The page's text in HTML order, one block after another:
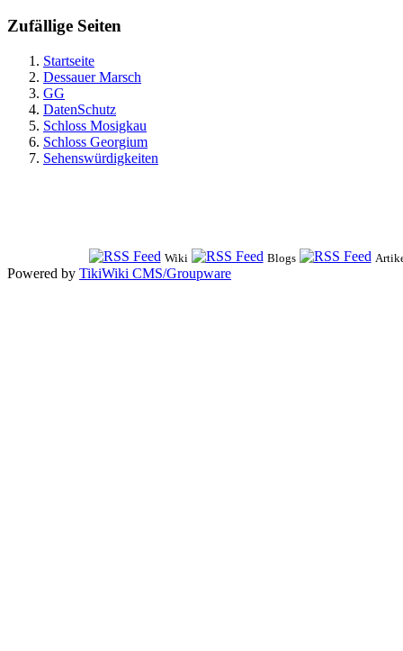
Zufällige Seiten
Startseite
Dessauer Marsch
GG
DatenSchutz
Schloss Mosigkau
Schloss Georgium
Sehenswürdigkeiten
Wiki Blogs
Powered by TikiWiki CMS/Groupware